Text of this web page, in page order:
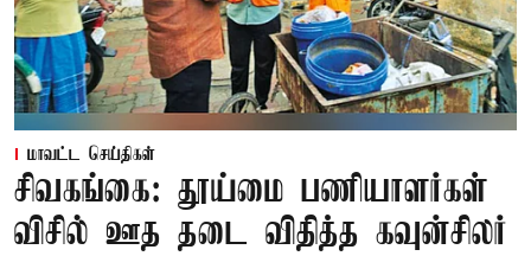
மாவட்ட செய்திகள்
சிவகங்கை: தூய்மை பணியாளர்கள்
விசில் ஊத தடை விதித்த கவுன்சிலர்